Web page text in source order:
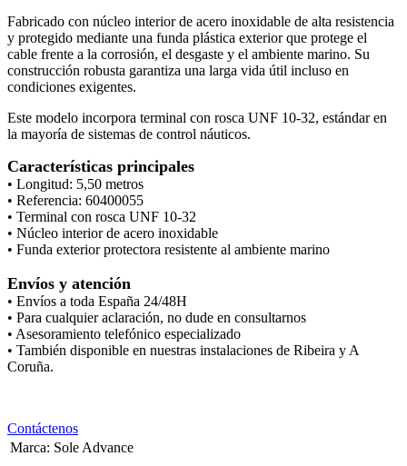
Fabricado con núcleo interior de acero inoxidable de alta resistencia
y protegido mediante una funda plástica exterior que protege el
cable frente a la corrosión, el desgaste y el ambiente marino. Su
construcción robusta garantiza una larga vida útil incluso en
condiciones exigentes.
Este modelo incorpora terminal con rosca UNF 10-32, estándar en
la mayoría de sistemas de control náuticos.
Características principales
• Longitud: 5,50 metros
• Referencia: 60400055
• Terminal con rosca UNF 10-32
• Núcleo interior de acero inoxidable
• Funda exterior protectora resistente al ambiente marino
Envíos y atención
• Envíos a toda España 24/48H
• Para cualquier aclaración, no dude en consultarnos
• Asesoramiento telefónico especializado
• También disponible en nuestras instalaciones de Ribeira y A
Coruña.
Contáctenos
Marca: Sole Advance